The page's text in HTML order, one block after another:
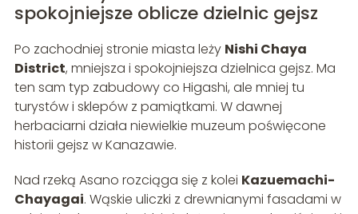
spokojniejsze oblicze dzielnic gejsz
Po zachodniej stronie miasta leży Nishi Chaya
District, mniejsza i spokojniejsza dzielnica gejsz. Ma
ten sam typ zabudowy co Higashi, ale mniej tu
turystów i sklepów z pamiątkami. W dawnej
herbaciarni działa niewielkie muzeum poświęcone
historii gejsz w Kanazawie.
Nad rzeką Asano rozciąga się z kolei Kazuemachi-
Chayagai. Wąskie uliczki z drewnianymi fasadami w